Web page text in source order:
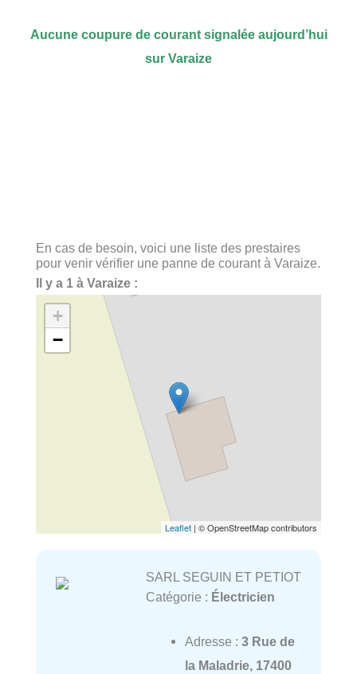
Aucune coupure de courant signalée aujourd’hui
sur Varaize
En cas de besoin, voici une liste des prestaires
pour venir vérifier une panne de courant à Varaize.
Il y a 1 à Varaize :
+
−
Leaflet | © OpenStreetMap contributors
SARL SEGUIN ET PETIOT
Catégorie : Électricien
Adresse : 3 Rue de
la Maladrie, 17400